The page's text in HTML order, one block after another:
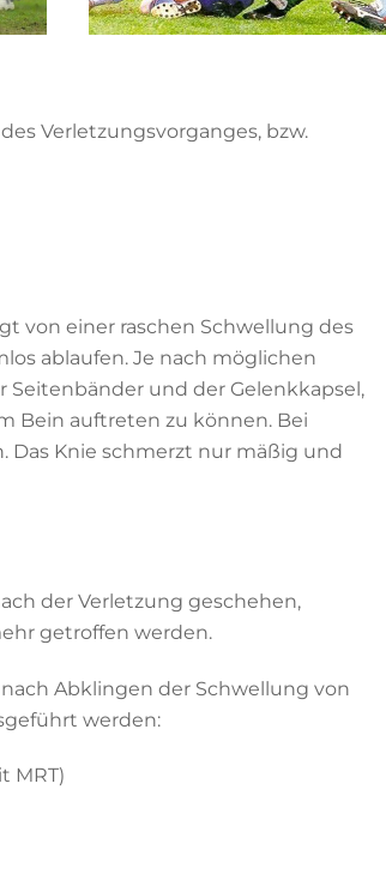
Verletzungsvorganges, bzw.
von einer raschen Schwellung des
ablaufen. Je nach möglichen
und der Gelenkkapsel,
Bein auftreten zu können. Bei
Das Knie schmerzt nur mäßig und
der Verletzung geschehen,
getroffen werden.
Abklingen der Schwellung von
werden:
MRT)